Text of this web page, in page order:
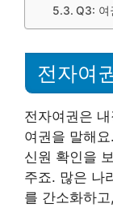
Q3: 여
전자여
전자여권은
여권을 말해
신원 확인을
주죠. 많은 나
를 간소화하